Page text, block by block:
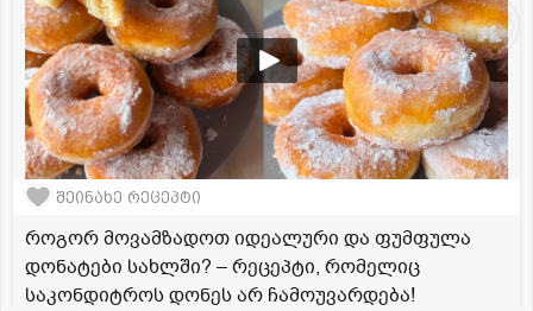
შეინახე რეცეპტი
როგორ მოვამზადოთ იდეალური და ფუმფულა
დონატები სახლში? – რეცეპტი, რომელიც
საკონდიტროს დონეს არ ჩამოუვარდება!